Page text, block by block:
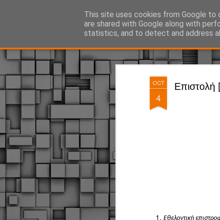
OCT
4
Επιστολή
Εθελοντική
This site uses cookies from Google to
are shared with Google along with
statistics, and to detect and address
ΔΗΜΟΤΙΚΗ ΑΣΤΥΝΟΜΙΑ, τα νέα!